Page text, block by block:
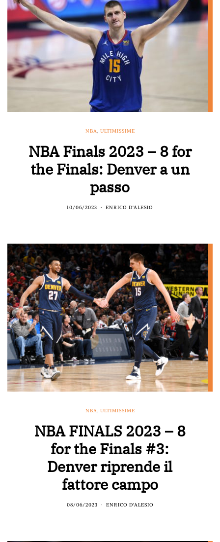
NBA, ULTIMISSIME
NBA Finals 2023 – 8 for
the Finals: Denver a un
passo
10/06/2023 ENRICO D'ALESIO
NBA, ULTIMISSIME
NBA FINALS 2023 – 8
for the Finals #3:
Denver riprende il
fattore campo
08/06/2023 ENRICO D'ALESIO